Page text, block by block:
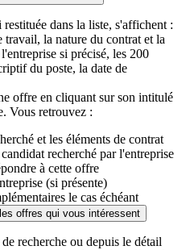
dans la liste, s'affichent :
la nature du contrat et la
si précisé, les 200
du poste, la date de
offre en cliquant sur son intitulé
Vous retrouvez :
et les éléments de contrat
recherché par l'entreprise
à cette offre
(si présente)
le cas échéant
offres qui vous intéressent
recherche ou depuis le détail